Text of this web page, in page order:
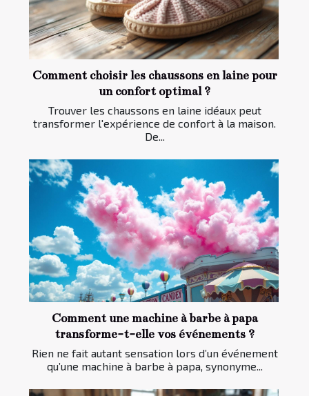
Comment choisir les chaussons en laine pour
un confort optimal ?
Trouver les chaussons en laine idéaux peut
transformer l'expérience de confort à la maison.
De...
Comment une machine à barbe à papa
transforme-t-elle vos événements ?
Rien ne fait autant sensation lors d’un événement
qu’une machine à barbe à papa, synonyme...